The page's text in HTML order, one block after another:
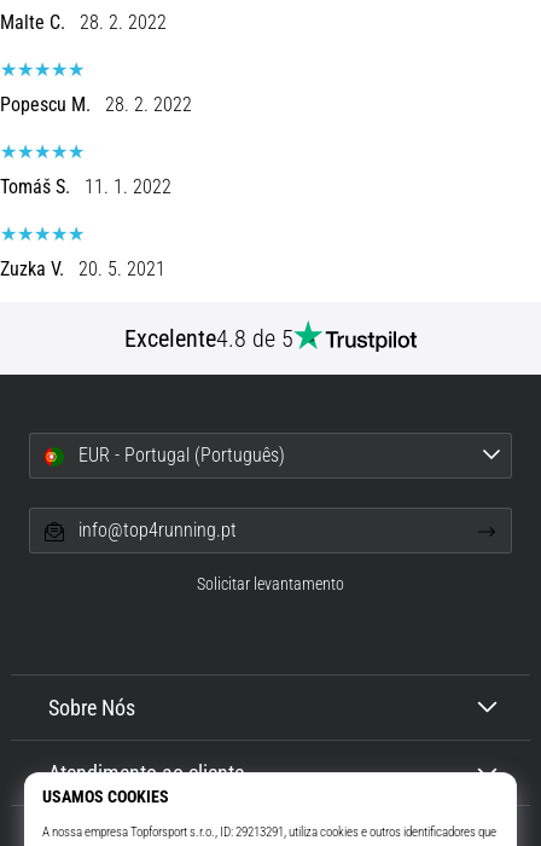
é
fascite
plantar.
•
11 minutos lendo
superkompenzace:
ovlivňuje
výkon?
Říká
se,
sacharidová
tomu
opravdu
tak?
Zjisti,
Malte C. 28. 2. 2022
Popescu M. 28. 2. 2022
Tomáš S. 11. 1. 2022
Zuzka V. 20. 5. 2021
Excelente4.8 de 5
Sobre Nós
Atendimento ao cliente
EUR - Portugal (Português)
info@top4running.pt
Solicitar levantamento